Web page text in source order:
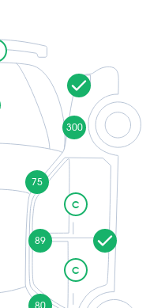
300
75
C
89
C
80